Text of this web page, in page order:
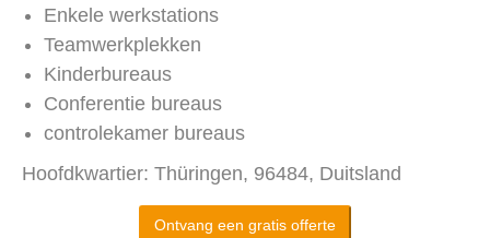
Enkele werkstations
Teamwerkplekken
Kinderbureaus
Conferentie bureaus
controlekamer bureaus
Hoofdkwartier: Thüringen, 96484, Duitsland
Ontvang een gratis offerte